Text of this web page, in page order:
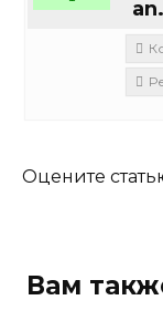
Оцените
Вам